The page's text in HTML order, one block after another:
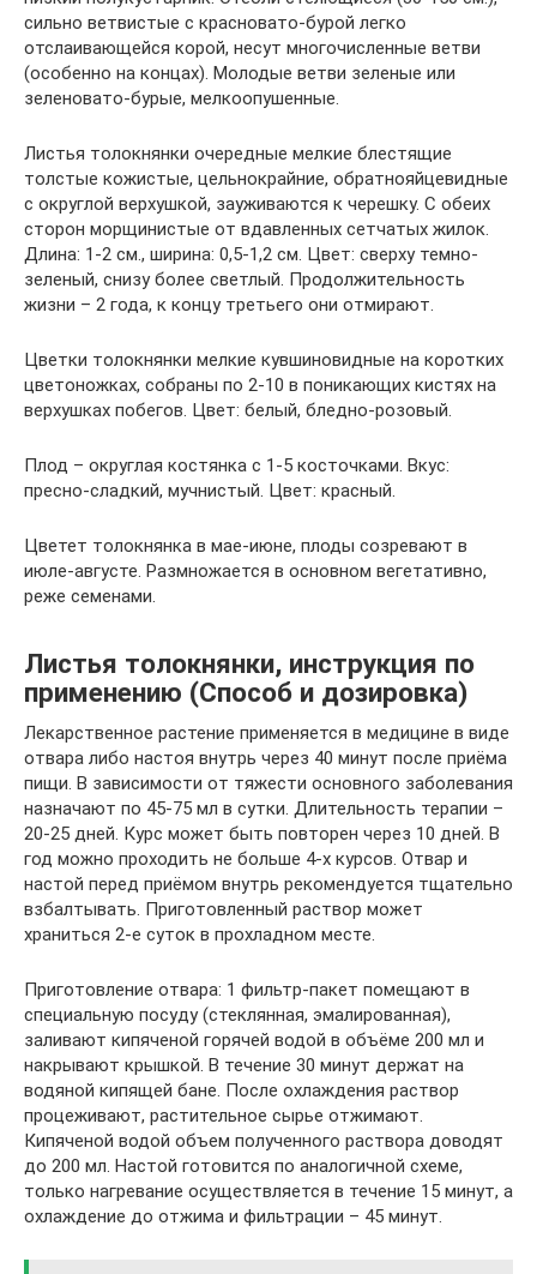
сильно ветвистые с красновато-бурой легко
отслаивающейся корой, несут многочисленные ветви
(особенно на концах). Молодые ветви зеленые или
зеленовато-бурые, мелкоопушенные.
Листья толокнянки очередные мелкие блестящие
толстые кожистые, цельнокрайние, обратнояйцевидные
с округлой верхушкой, зауживаются к черешку. С обеих
сторон морщинистые от вдавленных сетчатых жилок.
Длина: 1-2 см., ширина: 0,5-1,2 см. Цвет: сверху темно-
зеленый, снизу более светлый. Продолжительность
жизни – 2 года, к концу третьего они отмирают.
Цветки толокнянки мелкие кувшиновидные на коротких
цветоножках, собраны по 2-10 в поникающих кистях на
верхушках побегов. Цвет: белый, бледно-розовый.
Плод – округлая костянка с 1-5 косточками. Вкус:
пресно-сладкий, мучнистый. Цвет: красный.
Цветет толокнянка в мае-июне, плоды созревают в
июле-августе. Размножается в основном вегетативно,
реже семенами.
Листья толокнянки, инструкция по
применению (Способ и дозировка)
Лекарственное растение применяется в медицине в виде
отвара либо настоя внутрь через 40 минут после приёма
пищи. В зависимости от тяжести основного заболевания
назначают по 45-75 мл в сутки. Длительность терапии –
20-25 дней. Курс может быть повторен через 10 дней. В
год можно проходить не больше 4-х курсов. Отвар и
настой перед приёмом внутрь рекомендуется тщательно
взбалтывать. Приготовленный раствор может
храниться 2-е суток в прохладном месте.
Приготовление отвара: 1 фильтр-пакет помещают в
специальную посуду (стеклянная, эмалированная),
заливают кипяченой горячей водой в объёме 200 мл и
накрывают крышкой. В течение 30 минут держат на
водяной кипящей бане. После охлаждения раствор
процеживают, растительное сырье отжимают.
Кипяченой водой объем полученного раствора доводят
до 200 мл. Настой готовится по аналогичной схеме,
только нагревание осуществляется в течение 15 минут, а
охлаждение до отжима и фильтрации – 45 минут.